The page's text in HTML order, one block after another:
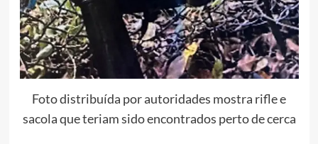
Foto distribuída por autoridades mostra rifle e
sacola que teriam sido encontrados perto de cerca